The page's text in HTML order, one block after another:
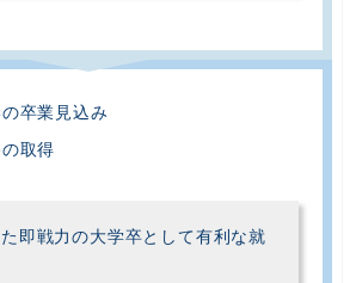
卒業見込み
取得
即戦力の大学卒として有利な就